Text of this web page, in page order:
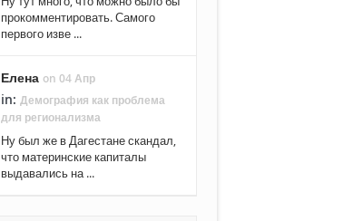
прокомментировать. Самого
первого изве ...
Елена on 04 Апр
in: Демография как проблема
для регионализма
Ну был же в Дагестане скандал,
что материнские капиталы
выдавались на ...